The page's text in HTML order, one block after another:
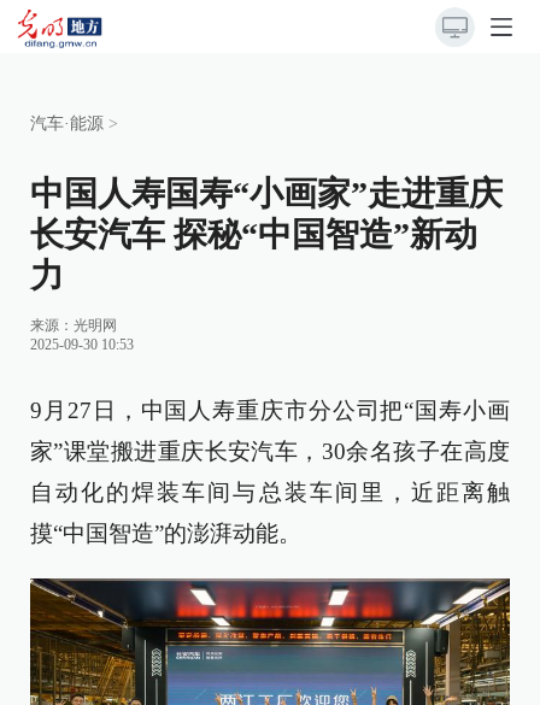
汽车·能源 >
中国人寿国寿“小画家”走进重庆
长安汽车 探秘“中国智造”新动
力
来源： 光明网
2025-09-30 10:53
9月27日，中国人寿重庆市分公司把“国寿小画
家”课堂搬进重庆长安汽车，30余名孩子在高度
自动化的焊装车间与总装车间里，近距离触
摸“中国智造”的澎湃动能。